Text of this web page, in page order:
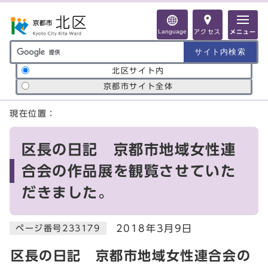
Language アクセス メニュー
サイト内検索の範囲
北区サイト内
京都市サイト全体
ここから本文です
現在位置：
区長の日記 京都市地域女性連
合会の作品展を観覧させていた
だきました。
ページ番号233179 2018年3月9日
区長の日記 京都市地域女性連合会の